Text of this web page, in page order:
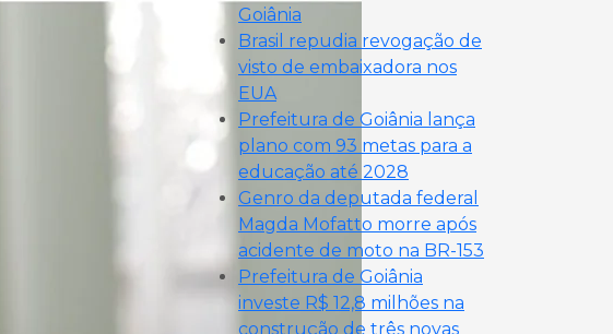
Goiânia
Brasil repudia revogação de
visto de embaixadora nos
EUA
Prefeitura de Goiânia lança
plano com 93 metas para a
educação até 2028
Genro da deputada federal
Magda Mofatto morre após
acidente de moto na BR-153
Prefeitura de Goiânia
investe R$ 12,8 milhões na
construção de três novas